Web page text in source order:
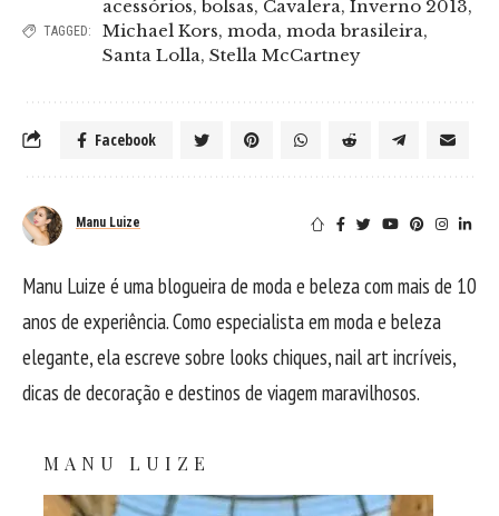
TAGGED:
acessórios, bolsas, Cavalera, Inverno 2013,
Michael Kors, moda, moda brasileira,
Santa Lolla, Stella McCartney
Facebook
Manu Luize
Manu Luize é uma blogueira de moda e beleza com mais de 10
anos de experiência. Como especialista em moda e beleza
elegante, ela escreve sobre looks chiques, nail art incríveis,
dicas de decoração e destinos de viagem maravilhosos.
MANU LUIZE